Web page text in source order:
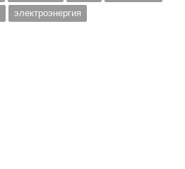
электроэнергия